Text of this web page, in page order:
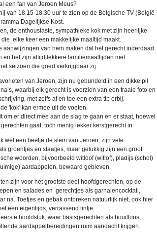
een fan van Jeroen Meus?
van 18.15-18.30 uur te zien op de Belgische TV (België
Dagelijkse Kost.
de enthousiaste, sympathieke kok met zijn heerlijke
die elke keer een makkelijke maaltijd maakt.
aanwijzingen van hem maken dat het gerecht inderdaad
en het zijn altijd lekkere familiemaaltijden met
seizoen die goed verkrijgbaar zij .
van Jeroen, zijn nu gebundeld in een dikke pil
waarbij elk gerecht is voorzien van een fraaie foto en
met zelfs af en toe een extra tip erbij.
'kok' kan ermee uit de voeten.
om er direct mee aan de slag te gaan en er staat, hoewel
gaat, toch menig lekker kerstgerecht in.
wel een beetje de stem van Jeroen, zijn vele
groentjes en slaatjes, maar gelukkig zijn een groot
woorden, bijvoorbeeld witloof (witlof), pladijs (schol)
aardappelen, bewaard gebleven.
zijn voor het grootste deel hoofdgerechten, op de
en salades en gerechtjes als garnalencocktail,
na. Toetjes en gebak ontbreken natuurlijk niet, ook hier
een eigentijds, verrassend tintje.
eerste hoofdstuk, waar basisgerechten als bouillons,
aardappelbereidingen ruim aandacht krijgen.